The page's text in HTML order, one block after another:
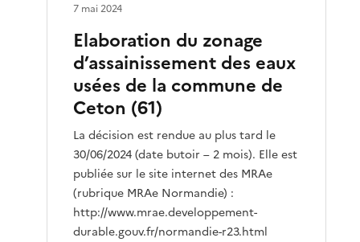
Elaboration du zonage
d’assainissement des eaux
usées de la commune de
Ceton (61)
La décision est rendue au plus tard le
30/06/2024 (date butoir – 2 mois). Elle est
publiée sur le site internet des MRAe
(rubrique MRAe Normandie) :
http://www.mrae.developpement-
durable.gouv.fr/normandie-r23.html
7 mai 2024